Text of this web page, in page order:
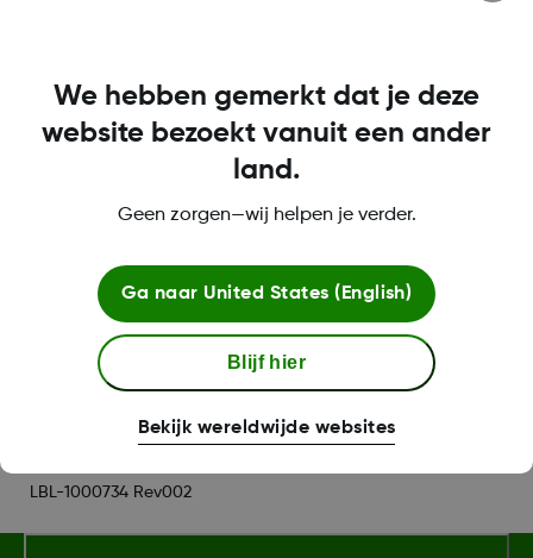
andere plekken. Bespreek met uw zorgverlener
Was this article helpful?
LBL-1000734 Rev002
We hebben gemerkt dat je deze
website bezoekt vanuit een ander
land.
Geen zorgen—wij helpen je verder.
Ga naar United States (English)
Blijf hier
Bekijk wereldwijde websites